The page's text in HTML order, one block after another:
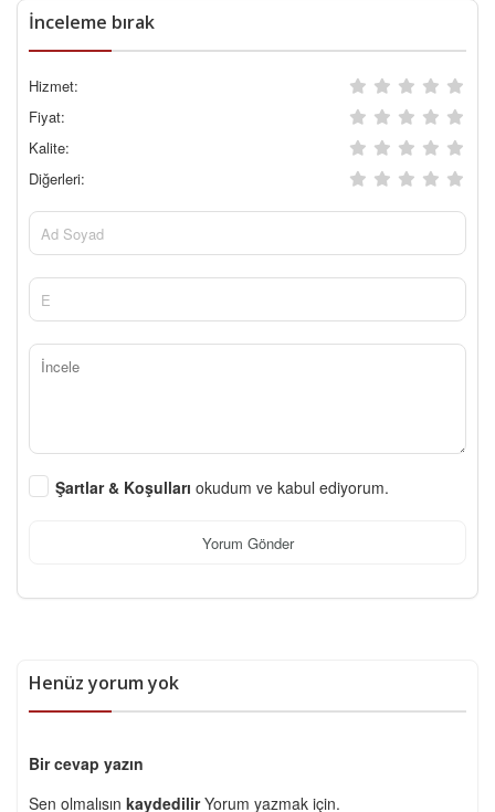
İnceleme bırak
Hizmet:
Fiyat:
Kalite:
Diğerleri:
Şartlar & Koşulları okudum ve kabul ediyorum.
Yorum Gönder
Henüz yorum yok
Bir cevap yazın
Sen olmalısın kaydedilirYorum yazmak için.